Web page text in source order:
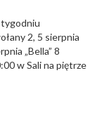
2, 5 sierpnia
„Bella” 8
w Sali na piętrze